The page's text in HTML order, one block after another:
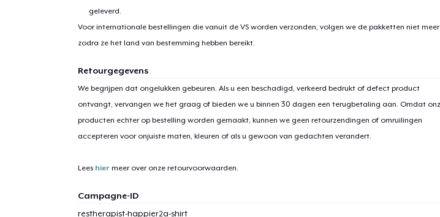
geleverd.
Voor internationale bestellingen die vanuit de VS worden verzonden, volgen we de pakketten niet meer
zodra ze het land van bestemming hebben bereikt.
Retourgegevens
We begrijpen dat ongelukken gebeuren. Als u een beschadigd, verkeerd bedrukt of defect product
ontvangt, vervangen we het graag of bieden we u binnen 30 dagen een terugbetaling aan. Omdat
producten echter op bestelling worden gemaakt, kunnen we geen retourzendingen of omruilingen
accepteren voor onjuiste maten, kleuren of als u gewoon van gedachten verandert.
Lees hier meer over onze retourvoorwaarden.
Campagne-ID
restherapist-happier2a-shirt